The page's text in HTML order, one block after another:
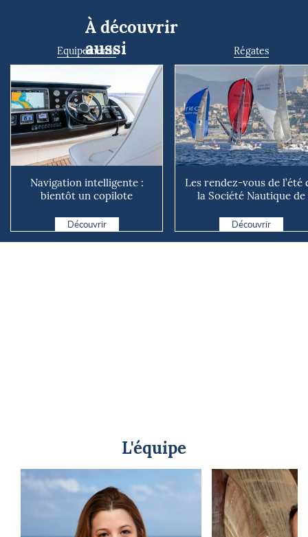
À découvrir
aussi
Equipements
Navigation intelligente :
bientôt un copilote
Découvrir
Régates
Les rendez-vous de l’été
la Société Nautique de
Découvrir
L'équipe